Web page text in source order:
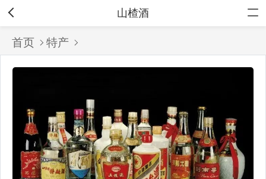
山楂酒
首页 特产